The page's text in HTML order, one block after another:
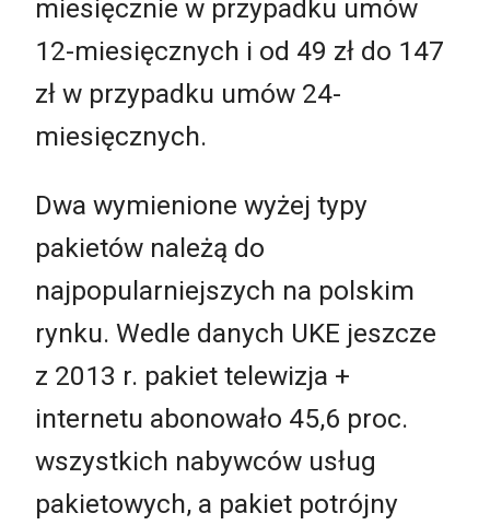
miesięcznie w przypadku umów
12-miesięcznych i od 49 zł do 147
zł w przypadku umów 24-
miesięcznych.
Dwa wymienione wyżej typy
pakietów należą do
najpopularniejszych na polskim
rynku. Wedle danych UKE jeszcze
z 2013 r. pakiet telewizja +
internetu abonowało 45,6 proc.
wszystkich nabywców usług
pakietowych, a pakiet potrójny